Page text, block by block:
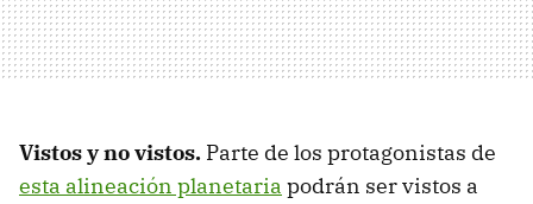
Vistos y no vistos. Parte de los protagonistas de
esta alineación planetaria podrán ser vistos a